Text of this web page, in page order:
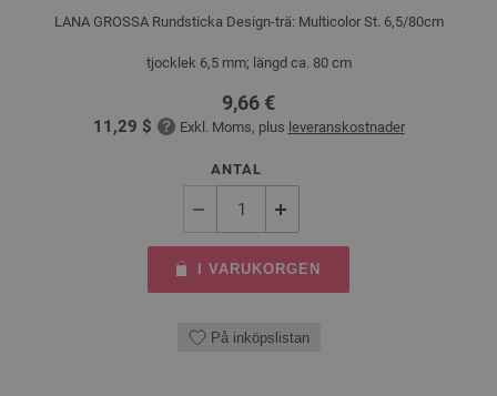
LANA GROSSA Rundsticka Design-trä: Multicolor St. 6,5/80cm
tjocklek 6,5 mm; längd ca. 80 cm
9,66 €
11,29 $ Exkl. Moms, plus leveranskostnader
ANTAL
I VARUKORGEN
På inköpslistan